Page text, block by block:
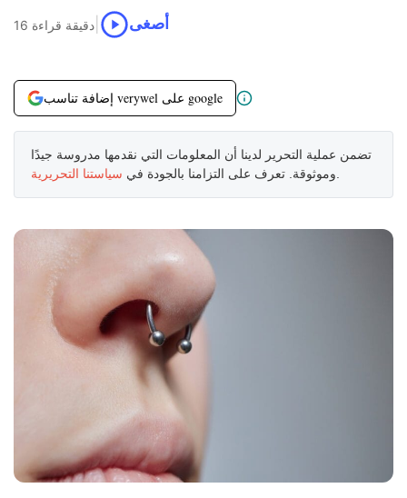
16 دقيقة قراءة أصغى
إضافة تناسب verywel على google
تضمن عملية التحرير لدينا أن المعلومات التي نقدمها مدروسة جيدًا
وموثوقة. تعرف على التزامنا بالجودة في سياستنا التحريرية